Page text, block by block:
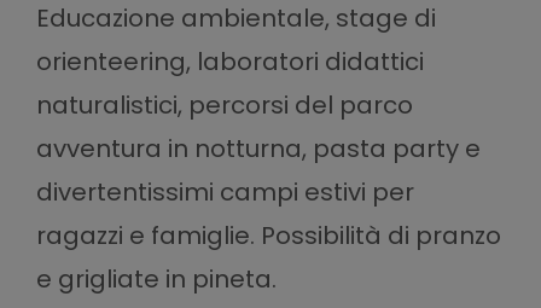
Educazione ambientale, stage di
orienteering, laboratori didattici
naturalistici, percorsi del parco
avventura in notturna, pasta party e
divertentissimi campi estivi per
ragazzi e famiglie. Possibilità di pranzo
e grigliate in pineta.